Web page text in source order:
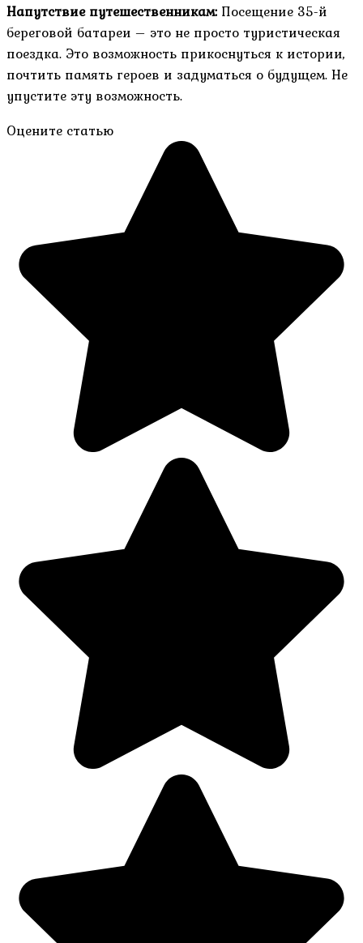
Напутствие путешественникам: Посещение 35-й
береговой батареи – это не просто туристическая
поездка. Это возможность прикоснуться к истории,
почтить память героев и задуматься о будущем. Не
упустите эту возможность.
Оцените статью